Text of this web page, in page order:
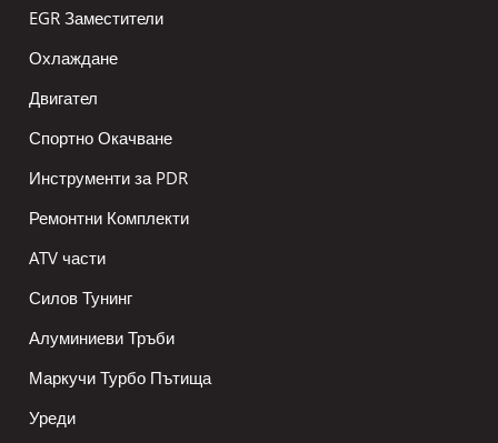
EGR Заместители
Охлаждане
Двигател
Спортно Окачване
Инструменти за PDR
Ремонтни Комплекти
ATV части
Силов Тунинг
Алуминиеви Тръби
Маркучи Турбо Пътища
Уреди